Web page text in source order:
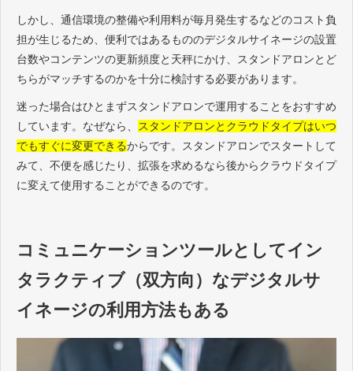
しかし、通信環境の整備や利用料が毎月発生するなどのコスト負
担が生じるため、便利ではあるもののデジタルサイネージの設置
台数やコンテンツの更新頻度と天秤にかけ、スタンドアロンとど
ちらがマッチするのかを十分に検討する必要があります。
迷った場合はひとまずスタンドアロンで運用することをおすすめ
しています。なぜなら、
スタンドアロンとクラウドタイプはいつ
でもすぐに変更できるからです。スタンドアロンでスタートして
みて、不便を感じたり、拡張を求めるなら後からクラウドタイプ
に変えて使用することができるのです。
コミュニケーションツールとしてイン
タラクティブ（双方向）なデジタルサ
イネージの利用方法もある